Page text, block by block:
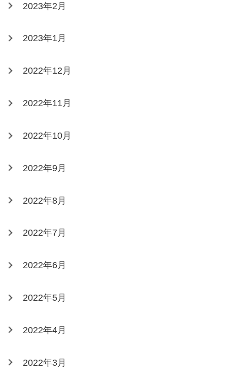
2023年2月
2023年1月
2022年12月
2022年11月
2022年10月
2022年9月
2022年8月
2022年7月
2022年6月
2022年5月
2022年4月
2022年3月